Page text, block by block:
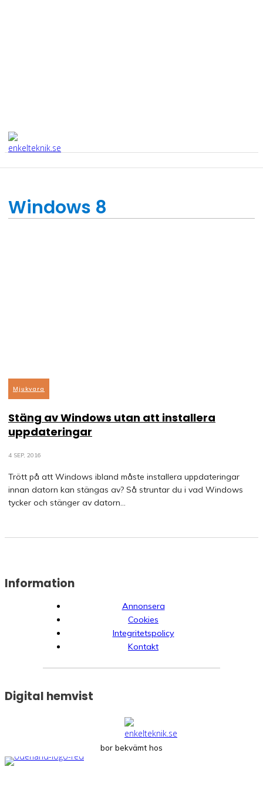
Windows 8
Mjukvara
Stäng av Windows utan att installera
uppdateringar
4 SEP, 2016
Trött på att Windows ibland måste installera uppdateringar
innan datorn kan stängas av? Så struntar du i vad Windows
tycker och stänger av datorn...
Information
Annonsera
Cookies
Integritetspolicy
Kontakt
Digital hemvist
bor bekvämt hos